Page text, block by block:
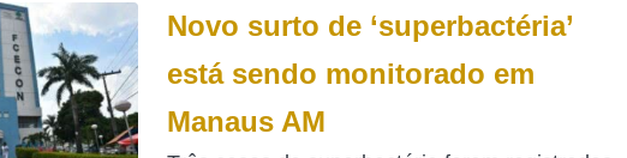
Novo surto de ‘superbactéria’
está sendo monitorado em
Manaus AM